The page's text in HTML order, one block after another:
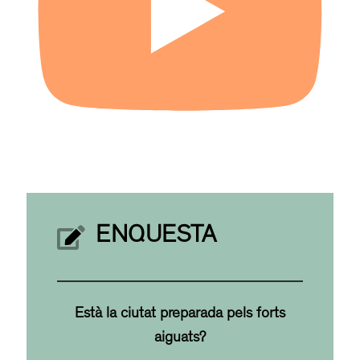
ENQUESTA
Està la ciutat preparada pels forts
aiguats?